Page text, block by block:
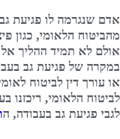
אדם שנגרמה לו פגיעת גב
מהביטוח הלאומי, כגון
אולם לא תמיד ההליך אל
במקרה של פגיעת גב
או עורך דין לביטוח
לביטוח הלאומי, ריכזנו
לגבי פגיעת גב בעבודה, ה